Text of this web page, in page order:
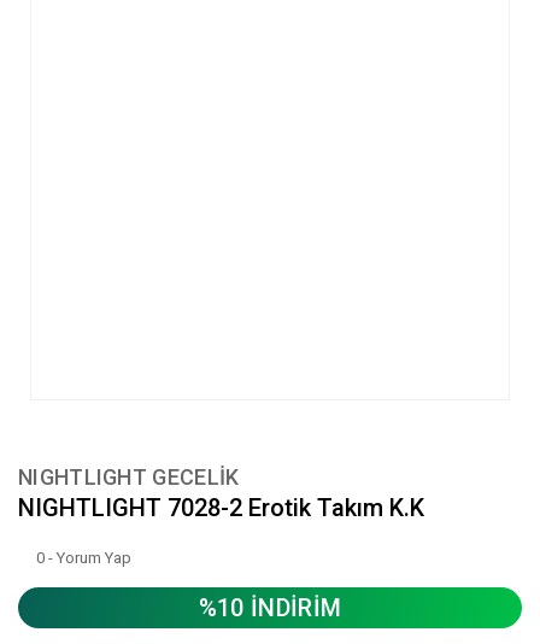
NIGHTLIGHT GECELİK
NIGHTLIGHT 7028-2 Erotik Takım K.K
0 - Yorum Yap
%10 İNDİRİM